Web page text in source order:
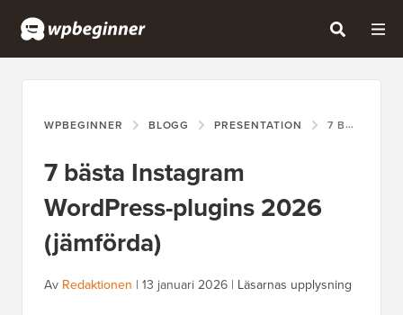
WPBEGINNER BLOGG PRESENTATION 7 BÄSTA INSTAGRAM WORDPRESS-PLUGINS 2026 (JÄMFÖRDA)
7 bästa Instagram
WordPress-plugins 2026
(jämförda)
Av Redaktionen | 13 januari 2026 | Läsarnas upplysning